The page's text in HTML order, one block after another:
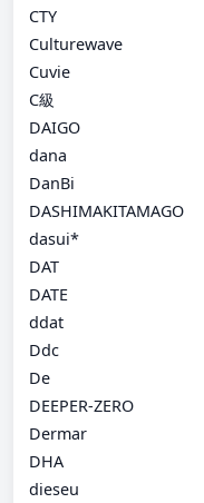
CTY
Culturewave
Cuvie
C級
DAIGO
dana
DanBi
DASHIMAKITAMAGO
dasui*
DAT
DATE
ddat
Ddc
De
DEEPER-ZERO
Dermar
DHA
dieseu